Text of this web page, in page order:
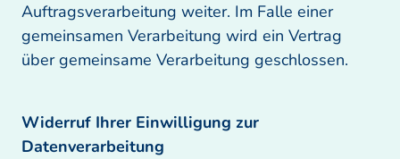
Auftragsverarbeitung weiter. Im Falle einer
gemeinsamen Verarbeitung wird ein Vertrag
über gemeinsame Verarbeitung geschlossen.
Widerruf Ihrer Einwilligung zur